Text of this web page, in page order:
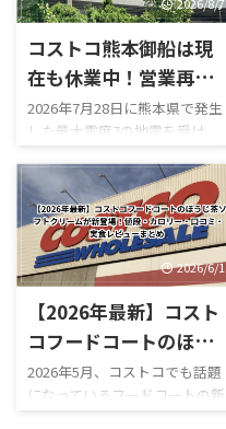
情報」**として最新の割引商品
を紹介しています。SNSでも
「夏休み中にうれしい割引」
として紹介され、注目を集め
式サイトにも**「HOT
BUYS（お買得商品）」**とい
うセールページが用意されて
おり、現在値下げされている食
品・日用品・家電などを確認
できます。 「今週コストコで
何が安い ...
コストコ熊本御船は現
在も休業中！営業再開
はいつ？地震後の店
内・ガスステーション
営業時間まとめ
2026年7月28日に熊本県で発生
した最大震度7の地震を受け、
コストコ熊本御船倉庫店は現
在も臨時休業しています。
「今日コストコ熊本はやって
る？」 「営業再開はいつ？」
「店内はどうなっている？」
「ガソリンだけ入れられ
る？」 「フードコートは使え
る？」 と気になっている人も
多いのではないでしょうか。
点では熊本御船倉庫店の売り
場は営業再開しておらず、再開
2026/6/1
【2026年最新】コスト
コフードコートのほう
じ茶ソフトクリームが
新登場！値段・カロリ
2026年5月、コストコでも話題
になっているフードコートの新
作スイーツ「ほうじ茶ソフト